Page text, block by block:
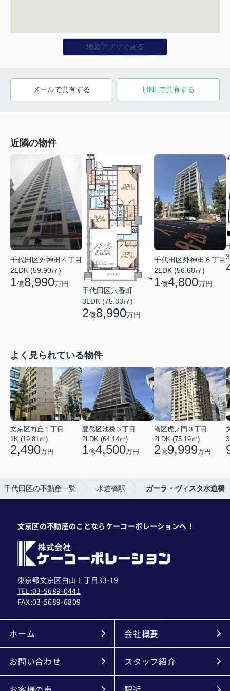
地図アプリで見る
メールで共有する LINEで共有する
近隣の物件
千代田区外神田４丁目
2LDK (59.90㎡)
1億8,990万円
千代田区六番町
3LDK (75.33㎡)
2億8,990万円
千代田区外神田６丁目
2LDK (56.68㎡)
1億4,800万円
よく見られている物件
文京区向丘１丁目
1K (19.81㎡)
2,490万円
豊島区池袋３丁目
2LDK (64.14㎡)
1億4,500万円
港区虎ノ門３丁目
2LDK (75.19㎡)
2億9,999万円
千代田区の不動産一覧 水道橋駅 ガーラ・ヴィスタ水道橋
文京区の不動産のことならケーコーポレーションへ！
東京都文京区白山１丁目33-19
TEL:03-5689-0441
FAX:03-5689-6809
ホーム 会社概要
お問い合わせ スタッフ紹介